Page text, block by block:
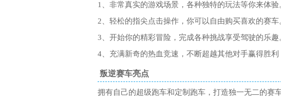
1、非常真实的游戏场景，各种独特的玩法等你来体验
2、轻松的指尖点击操作，你可以自由购买喜欢的赛车
3、开始你的精彩冒险，完成各种挑战享受驾驶的乐趣
4、充满新奇的热血竞速，不断超越其他对手赢得胜利
叛逆赛车亮点
拥有自己的超级跑车和定制跑车，打造独一无二的赛